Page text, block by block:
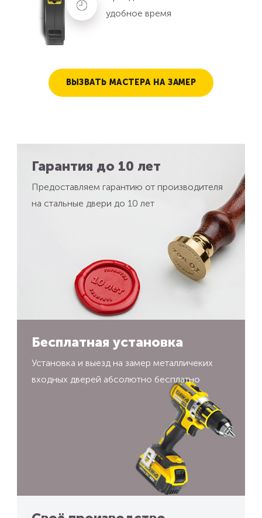
удобное время
ВЫЗВАТЬ МАСТЕРА НА ЗАМЕР
Гарантия до 10 лет
Предоставляем гарантию от производителя
на стальные двери до 10 лет
Бесплатная установка
Установка и выезд на замер металличеких
входных дверей абсолютно бесплатно